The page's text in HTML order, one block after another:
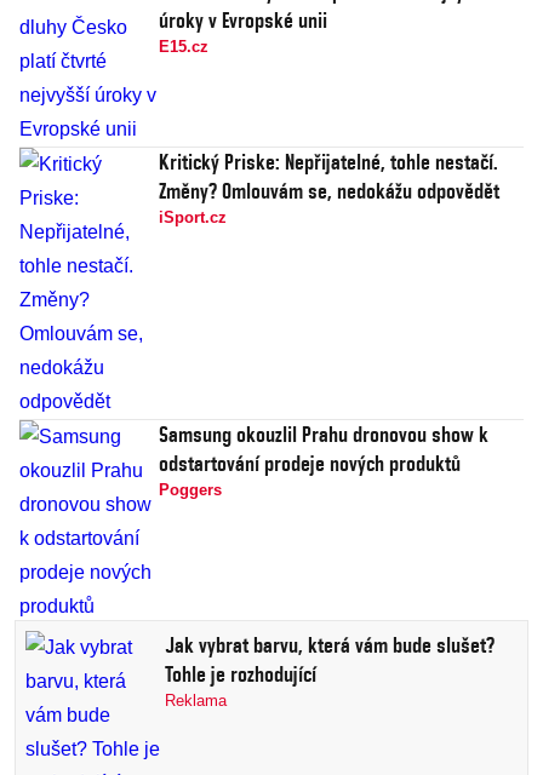
úroky v Evropské unii
E15.cz
Kritický Priske: Nepřijatelné, tohle nestačí.
Změny? Omlouvám se, nedokážu odpovědět
iSport.cz
Samsung okouzlil Prahu dronovou show k
odstartování prodeje nových produktů
Poggers
Jak vybrat barvu, která vám bude slušet?
Tohle je rozhodující
Reklama